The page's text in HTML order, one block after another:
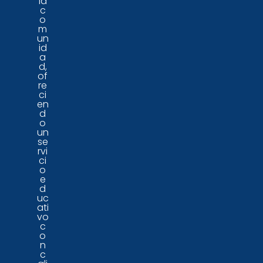
c
o
m
un
id
a
d,
of
re
ci
en
d
o
un
se
rvi
ci
o
e
d
uc
ati
vo
c
o
n
c